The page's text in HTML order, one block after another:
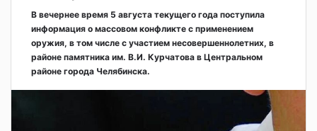
В вечернее время 5 августа текущего года поступила
информация о массовом конфликте с применением
оружия, в том числе с участием несовершеннолетних, в
районе памятника им. В.И. Курчатова в Центральном
районе города Челябинска.